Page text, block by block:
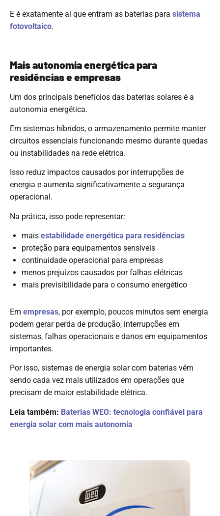
E é exatamente aí que entram as baterias para sistema
fotovoltaico.
Mais autonomia energética para
residências e empresas
Um dos principais benefícios das baterias solares é a
autonomia energética.
Em sistemas híbridos, o armazenamento permite manter
circuitos essenciais funcionando mesmo durante quedas
ou instabilidades na rede elétrica.
Isso reduz impactos causados por interrupções de
energia e aumenta significativamente a segurança
operacional.
Na prática, isso pode representar:
mais estabilidade energética para residências
proteção para equipamentos sensíveis
continuidade operacional para empresas
menos prejuízos causados por falhas elétricas
mais previsibilidade para o consumo energético
Em empresas, por exemplo, poucos minutos sem energia
podem gerar perda de produção, interrupções em
sistemas, falhas operacionais e danos em equipamentos
importantes.
Por isso, sistemas de energia solar com baterias vêm
sendo cada vez mais utilizados em operações que
precisam de maior estabilidade elétrica.
Leia também: Baterias WEG: tecnologia confiável para
energia solar com mais autonomia